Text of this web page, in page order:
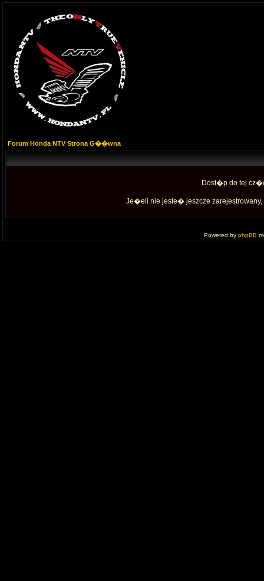
Forum Honda NTV Strona G��wna
Dost�p do tej
Je�eli nie jeste� jeszcze
Powered by phpBB